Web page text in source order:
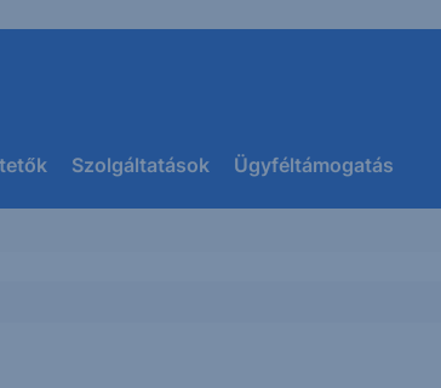
Szolgáltatások Ügyféltámogatás